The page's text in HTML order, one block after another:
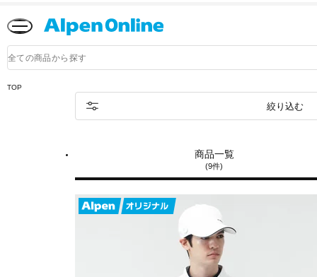
品
検
TOP
商品一覧
(9件)
絞り込む